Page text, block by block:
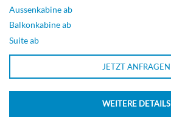
Aussenkabine ab
Balkonkabine ab
Suite ab
JETZT ANFRAGEN
WEITERE DETAILS